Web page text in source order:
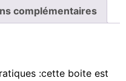
complémentaires
:cette boite est